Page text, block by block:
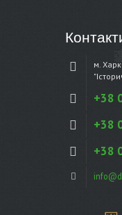
м.
+38
+38
+38